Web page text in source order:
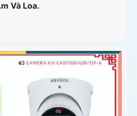
Và Loa.